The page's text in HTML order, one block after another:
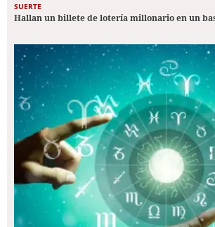
SUERTE
Hallan un billete de lotería millonario en un